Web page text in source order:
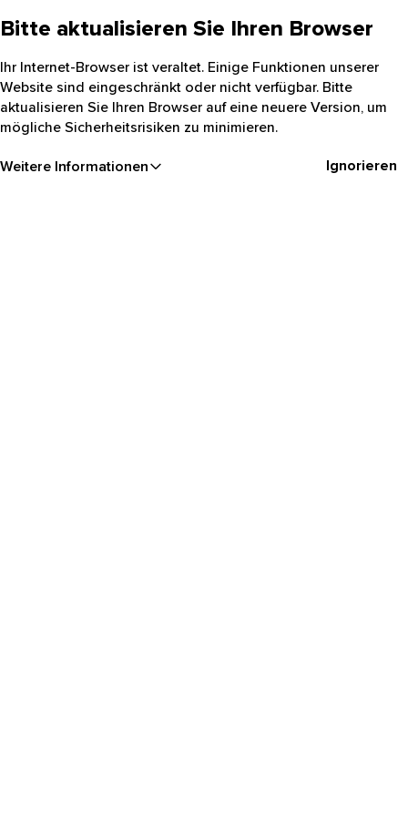
Bitte aktualisieren Sie Ihren Browser
Ihr Internet-Browser ist veraltet. Einige Funktionen unserer
Website sind eingeschränkt oder nicht verfügbar. Bitte
aktualisieren Sie Ihren Browser auf eine neuere Version, um
mögliche Sicherheitsrisiken zu minimieren.
Weitere Informationen Ignorieren